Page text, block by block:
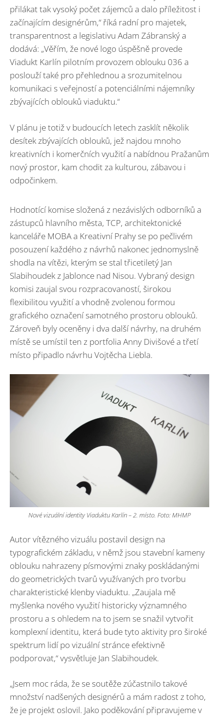
přilákat tak vysoký počet zájemců a dalo příležitost i
začínajícím designérům,“ říká radní pro majetek,
transparentnost a legislativu Adam Zábranský a
dodává: „Věřím, že nové logo úspěšně provede
Viadukt Karlín pilotním provozem oblouku 036 a
poslouží také pro přehlednou a srozumitelnou
komunikaci s veřejností a potenciálními nájemníky
zbývajících oblouků viaduktu.“
V plánu je totiž v budoucích letech zasklít několik
desítek zbývajících oblouků, jež najdou mnoho
kreativních i komerčních využití a nabídnou Pražanům
nový prostor, kam chodit za kulturou, zábavou i
odpočinkem.
Hodnotící komise složená z nezávislých odborníků a
zástupců hlavního města, TCP, architektonické
kanceláře MOBA a Kreativní Prahy se po pečlivém
posouzení každého z návrhů nakonec jednomyslně
shodla na vítězi, kterým se stal třicetiletý Jan
Slabihoudek z Jablonce nad Nisou. Vybraný design
komisi zaujal svou rozpracovaností, širokou
flexibilitou využití a vhodně zvolenou formou
grafického označení samotného prostoru oblouků.
Zároveň byly oceněny i dva další návrhy, na druhém
místě se umístil ten z portfolia Anny Divišové a třetí
místo připadlo návrhu Vojtěcha Liebla.
Nové vizuální identity Viaduktu Karlín – 2. místo. Foto: MHMP
Autor vítězného vizuálu postavil design na
typografickém základu, v němž jsou stavební kameny
oblouku nahrazeny písmovými znaky poskládanými
do geometrických tvarů využívaných pro tvorbu
charakteristické klenby viaduktu. „Zaujala mě
myšlenka nového využití historicky významného
prostoru a s ohledem na to jsem se snažil vytvořit
komplexní identitu, která bude tyto aktivity pro široké
spektrum lidí po vizuální stránce efektivně
podporovat,“ vysvětluje Jan Slabihoudek.
„Jsem moc ráda, že se soutěže zúčastnilo takové
množství nadšených designérů a mám radost z toho,
že je projekt oslovil. Jako poděkování připravujeme v